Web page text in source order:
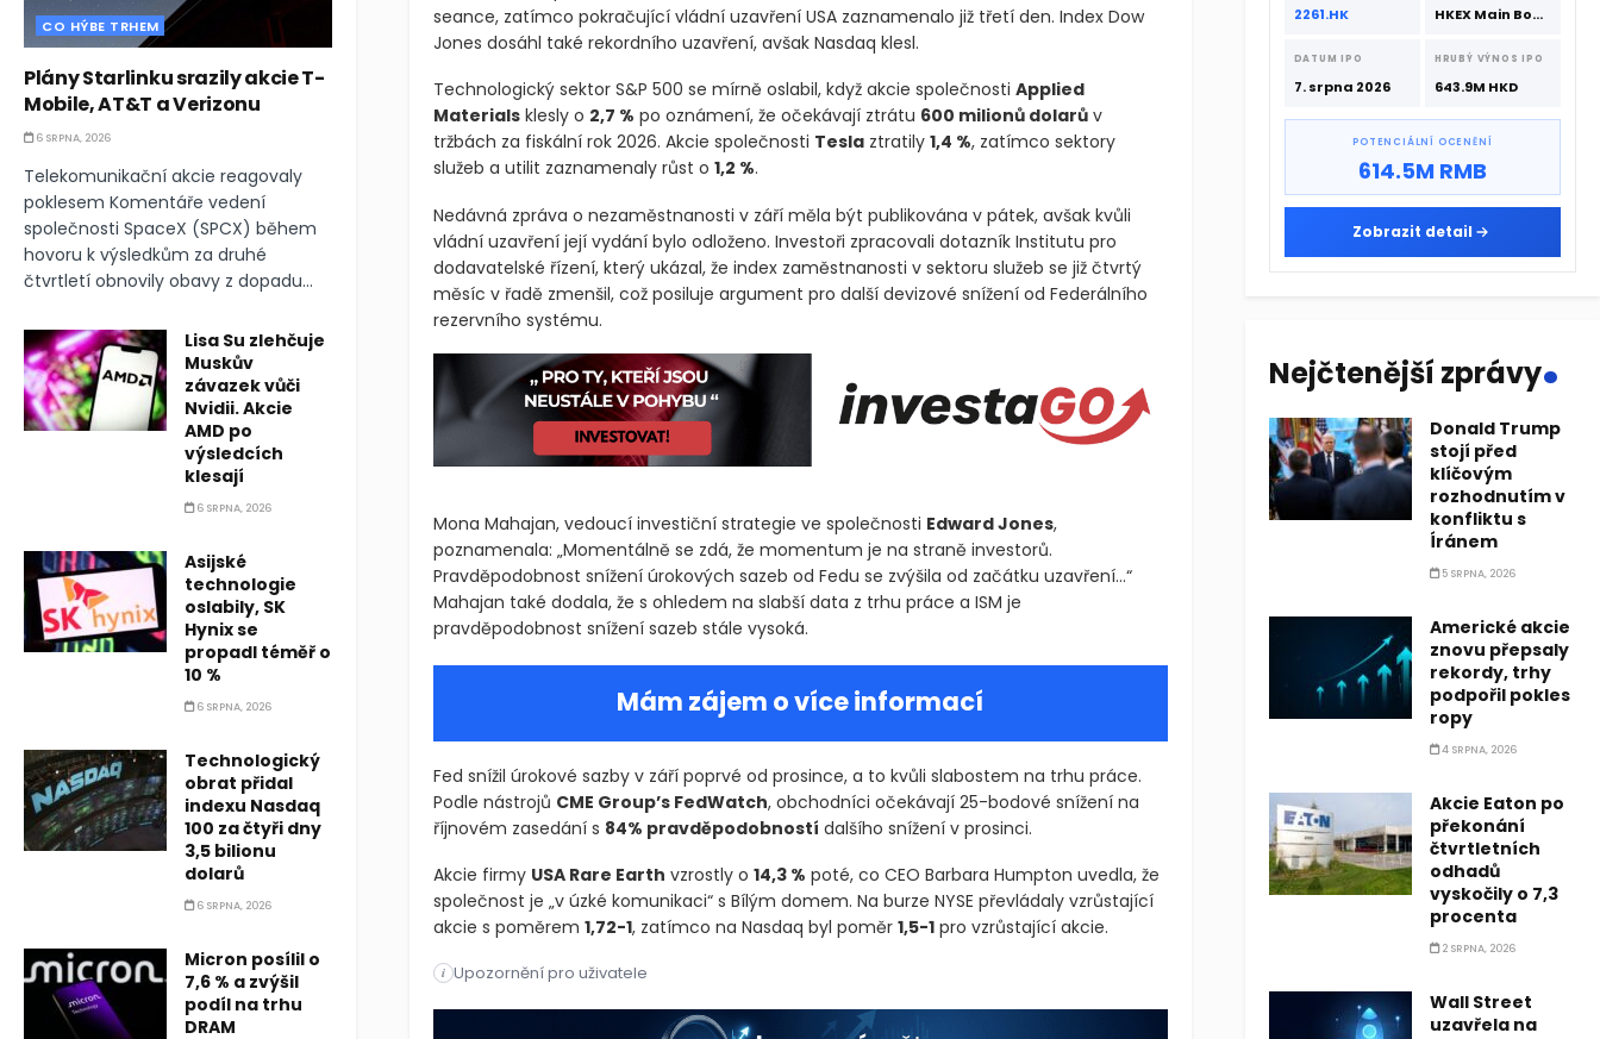
seance, zatímco pokračující vládní uzavření USA zaznamenalo již třetí den. Index Dow
Jones dosáhl také rekordního uzavření, avšak Nasdaq klesl.
Technologický sektor S&P 500 se mírně oslabil, když akcie společnosti Applied
Materialsklesly o 2,7 % po oznámení, že očekávají ztrátu 600 milionů dolarův
tržbách za fiskální rok 2026. Akcie společnosti Teslaztratily 1,4 %, zatímco sektory
služeb a utilit zaznamenaly růst o 1,2 %.
Nedávná zpráva o nezaměstnanosti v září měla být publikována v pátek, avšak kvůli
vládní uzavření její vydání bylo odloženo. Investoři zpracovali dotazník Institutu pro
dodavatelské řízení, který ukázal, že index zaměstnanosti v sektoru služeb se již čtvrtý
měsíc v řadě zmenšil, což posiluje argument pro další devizové snížení od Federálního
rezervního systému.
Mona Mahajan, vedoucí investiční strategie ve společnosti Edward Jones,
poznamenala: „Momentálně se zdá, že momentum je na straně investorů.
Pravděpodobnost snížení úrokových sazeb od Fedu se zvýšila od začátku uzavření…“
Mahajan také dodala, že s ohledem na slabší data z trhu práce a ISM je
pravděpodobnost snížení sazeb stále vysoká.
Mám zájem o více informací
Fed snížil úrokové sazby v září poprvé od prosince, a to kvůli slabostem na trhu práce.
Podle nástrojů CME Group’s FedWatch, obchodníci očekávají 25-bodové snížení na
říjnovém zasedání s 84% pravděpodobností dalšího snížení v prosinci.
Akcie firmy USA Rare Earth vzrostly o 14,3 % poté, co CEO Barbara Humpton uvedla, že
společnost je „v úzké komunikaci“ s Bílým domem. Na burze NYSE převládaly vzrůstající
akcie s poměrem 1,72-1, zatímco na Nasdaq byl poměr 1,5-1pro vzrůstající akcie.
New York – V pátek se index S&P 500 dostal na historické uzavření během volatilní seance, zatímco pokračující vládní uzavření USA
i Upozornění pro uživatele
New York – V pátek se index S&P 500 dostal na historické uzavření během volatilní seance, zatímco pokračující vládní uzavření USA
CO HÝBE TRHEM
Plány Starlinku srazily akcie T-
Mobile, AT&T a Verizonu
6 SRPNA, 2026
Telekomunikační akcie reagovaly
poklesem Komentáře vedení
společnosti SpaceX (SPCX) během
hovoru k výsledkům za druhé
čtvrtletí obnovily obavy z dopadu...
Lisa Su zlehčuje
Muskův
závazek vůči
Nvidii. Akcie
AMD po
výsledcích
klesají
6 SRPNA, 2026
Asijské
technologie
oslabily, SK
Hynix se
propadl téměř o
10 %
6 SRPNA, 2026
Technologický
obrat přidal
indexu Nasdaq
100 za čtyři dny
3,5 bilionu
dolarů
6 SRPNA, 2026
Micron posílil o
7,6 % a zvýšil
podíl na trhu
DRAM
Hillhouse Investment.
2261.HK HKEX Main Board
DATUM IPO
7. srpna 2026
HRUBÝ VÝNOS IPO
643.9M HKD
POTENCIÁLNÍ OCENĚNÍ
614.5M RMB
Zobrazit detail
Nejčtenější zprávy.
Donald Trump
stojí před
klíčovým
rozhodnutím v
konfliktu s
Íránem
5 SRPNA, 2026
Americké akcie
znovu přepsaly
rekordy, trhy
podpořil pokles
ropy
4 SRPNA, 2026
Akcie Eaton po
překonání
čtvrtletních
odhadů
vyskočily o 7,3
procenta
2 SRPNA, 2026
Wall Street
uzavřela na